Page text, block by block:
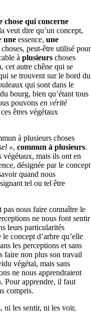
chose qui concerne
veut dire qu’un concept,
une essence, une
choses, peut-être utilisé pour
à plusieurs choses
cet autre chêne qui se
se trouvent sur le bord du
qui sont dans le
bourg, bien qu’étant tous
pouvons en vérité
ces êtres végétaux
à plusieurs choses
», commun à plusieurs.
végétaux, mais ils ont en
désignée par le concept
quand nous
tel ou tel être
pas nous faire connaître le
ne nous font sentir
leurs particularités
concept d’arbre qu’elle
les perceptions et sans
faire non plus son travail
végétal, mais sans
ne nous apprendraient
Pour apprendre, il faut
compris.
ni les sentir, ni les voir,